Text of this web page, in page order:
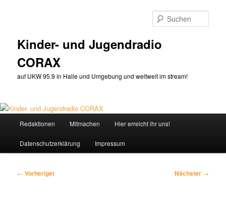
Kinder- und Jugendradio
CORAX
auf UKW 95.9 in Halle und Umgebung und weltweit im stream!
Redaktionen Mitmachen Hier erreicht ihr uns!
Datenschutzerklärung Impressum
Beitragsnavigation
← Vorheriger Nächster →